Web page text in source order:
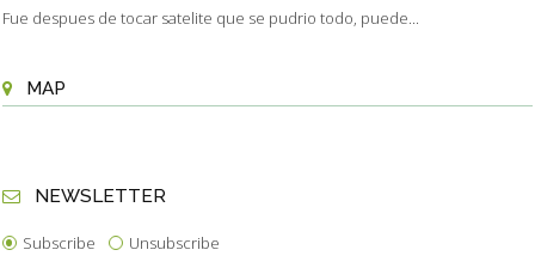
Fue despues de tocar satelite que se pudrio todo, puede...
MAP
NEWSLETTER
Subscribe Unsubscribe